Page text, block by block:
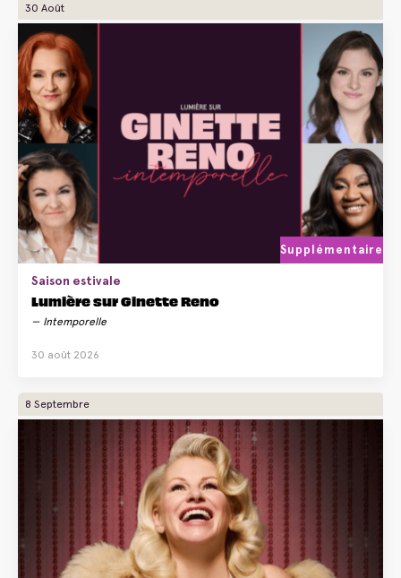
30 Août
Supplémentaire
Saison estivale
Lumière sur Ginette Reno
Intemporelle
30 août 2026
8 Septembre